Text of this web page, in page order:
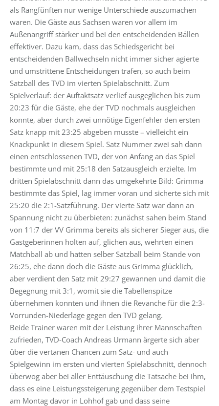
als Rangfünften nur wenige Unterschiede auszumachen
waren. Die Gäste aus Sachsen waren vor allem im
Außenangriff stärker und bei den entscheidenden Bällen
effektiver. Dazu kam, dass das Schiedsgericht bei
entscheidenden Ballwechseln nicht immer sicher agierte
und umstrittene Entscheidungen trafen, so auch beim
Satzball des TVD im vierten Spielabschnitt. Zum
Spielverlauf: der Auftaktsatz verlief ausgeglichen bis zum
20:23 für die Gäste, ehe der TVD nochmals ausgleichen
konnte, aber durch zwei unnötige Eigenfehler den ersten
Satz knapp mit 23:25 abgeben musste – vielleicht ein
Knackpunkt in diesem Spiel. Satz Nummer zwei sah dann
einen entschlossenen TVD, der von Anfang an das Spiel
bestimmte und mit 25:18 den Satzausgleich erzielte. Im
dritten Spielabschnitt dann das umgekehrte Bild: Grimma
bestimmte das Spiel, lag immer voran und sicherte sich mit
25:20 die 2:1-Satzführung. Der vierte Satz war dann an
Spannung nicht zu überbieten: zunächst sahen beim Stand
von 11:7 der VV Grimma bereits als sicherer Sieger aus, die
Gastgeberinnen holten auf, glichen aus, wehrten einen
Matchball ab und hatten selber Satzball beim Stande von
26:25, ehe dann doch die Gäste aus Grimma glücklich,
aber verdient den Satz mit 29:27 gewannen und damit die
Begegnung mit 3:1, womit sie die Tabellenspitze
übernehmen konnten und ihnen die Revanche für die 2:3-
Vorrunden-Niederlage gegen den TVD gelang.
Beide Trainer waren mit der Leistung ihrer Mannschaften
zufrieden, TVD-Coach Andreas Urmann ärgerte sich aber
über die vertanen Chancen zum Satz- und auch
Spielgewinn im ersten und vierten Spielabschnitt, dennoch
überwog aber bei aller Enttäuschung die Tatsache bei ihm,
dass es eine Leistungssteigerung gegenüber dem Testspiel
am Montag davor in Lohhof gab und dass seine